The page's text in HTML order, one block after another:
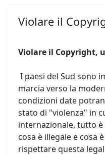
Violare il
Violare il Copyright,
I paesi del Sud sono
marcia verso la
condizioni date
stato di "violenza" in
internazionale, tutto è
cosa è illegale e cosa
rispettare questa